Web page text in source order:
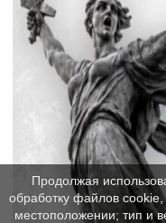
Продолжая
обработку файлов
местоположении; тип и